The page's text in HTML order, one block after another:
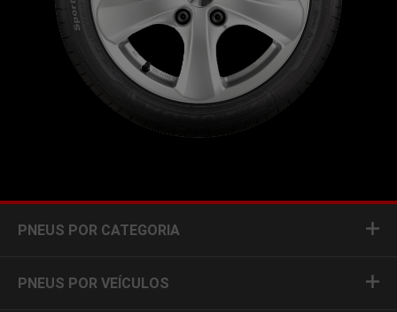
PNEUS POR CATEGORIA
PNEUS POR VEÍCULOS